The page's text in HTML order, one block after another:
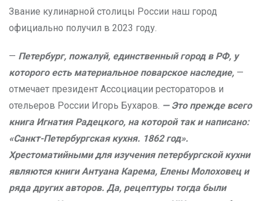
Звание кулинарной столицы России наш город
официально получил в 2023 году.
— Петербург, пожалуй, единственный город в РФ, у
которого есть материальное поварское наследие, —
отмечает президент Ассоциации рестораторов и
отельеров России Игорь Бухаров. — Это прежде всего
книга Игнатия Радецкого, на которой так и написано:
«Санкт-Петербургская кухня. 1862 год».
Хрестоматийными для изучения петербургской кухни
являются книги Антуана Карема, Елены Молоховец и
ряда других авторов. Да, рецептуры тогда были